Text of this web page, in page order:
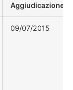
Aggiudicazione
09/07/2015